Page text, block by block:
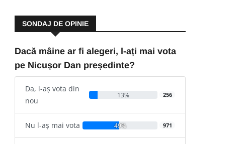
SONDAJ DE OPINIE
Dacă mâine ar fi alegeri, l-ați mai vota
pe Nicușor Dan președinte?
Da, l-aș vota din
nou
13% 256
Nu l-aș mai vota 49% 971